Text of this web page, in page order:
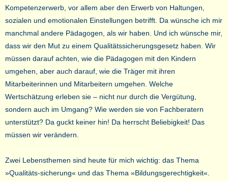
Kompetenzerwerb, vor allem aber den Erwerb von Haltungen,
sozialen und emotionalen Einstellungen betrifft. Da wünsche ich mir
manchmal andere Pädagogen, als wir haben. Und ich wünsche mir,
dass wir den Mut zu einem Qualitätssicherungsgesetz haben. Wir
müssen darauf achten, wie die Pädagogen mit den Kindern
umgehen, aber auch darauf, wie die Träger mit ihren
Mitarbeiterinnen und Mitarbeitern umgehen. Welche
Wertschätzung erleben sie – nicht nur durch die Vergütung,
sondern auch im Umgang? Wie werden sie von Fachberatern
unterstützt? Da guckt keiner hin! Da herrscht Beliebigkeit! Das
müssen wir verändern.
Zwei Lebensthemen sind heute für mich wichtig: das Thema
»Qualitäts-sicherung« und das Thema »Bildungsgerechtigkeit«.